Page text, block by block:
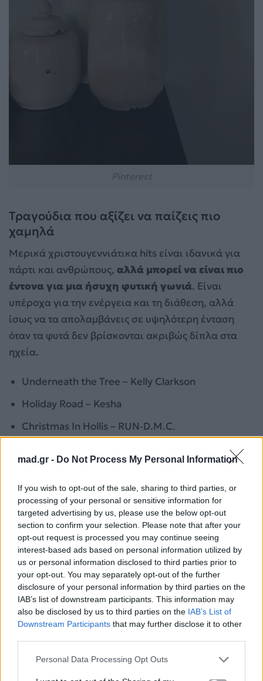
mad.gr - Do Not Process My Personal Information
If you wish to opt-out of the sale, sharing to third parties, or
processing of your personal or sensitive information for
targeted advertising by us, please use the below opt-out
section to confirm your selection. Please note that after your
opt-out request is processed you may continue seeing
interest-based ads based on personal information utilized by
us or personal information disclosed to third parties prior to
your opt-out. You may separately opt-out of the further
disclosure of your personal information by third parties on the
IAB’s list of downstream participants. This information may
also be disclosed by us to third parties on the IAB’s List of
Downstream Participants that may further disclose it to other
Personal Data Processing Opt Outs
Τραγούδια που αξίζει να παίζεις πιο
χαμηλά
Μερικά χριστουγεννιάτικα hits είναι ιδανικά για
πάρτι και ανθρώπους, αλλά μπορεί να είναι πιο
έντονα για μια ήσυχη φυτική γωνιά. Είναι
υπέροχα για την ενέργεια και τη διάθεση, αλλά
ίσως να τα απολαμβάνεις σε υψηλότερη ένταση
όταν τα φυτά δεν βρίσκονται ακριβώς δίπλα στα
ηχεία.
Underneath the Tree – Kelly Clarkson
Holiday Road – Kesha
Christmas In Hollis – RUN‑D.M.C.
You Make It Feel Like Christmas – Gwen Stefani &
Blake Shelton